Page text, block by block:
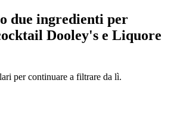
due ingredienti per
Dooley's e Liquore
per continuare a filtrare da lì.